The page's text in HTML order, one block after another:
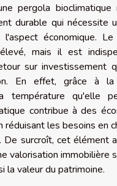
pergola bioclimatique
durable qui nécessite
l'aspect économique.
mais il est
sur investissement
En effet, grâce à la
température qu'elle
contribue à des
réduisant les besoins en
De surcroît, cet élément
valorisation immobilière
la valeur du patrimoine.